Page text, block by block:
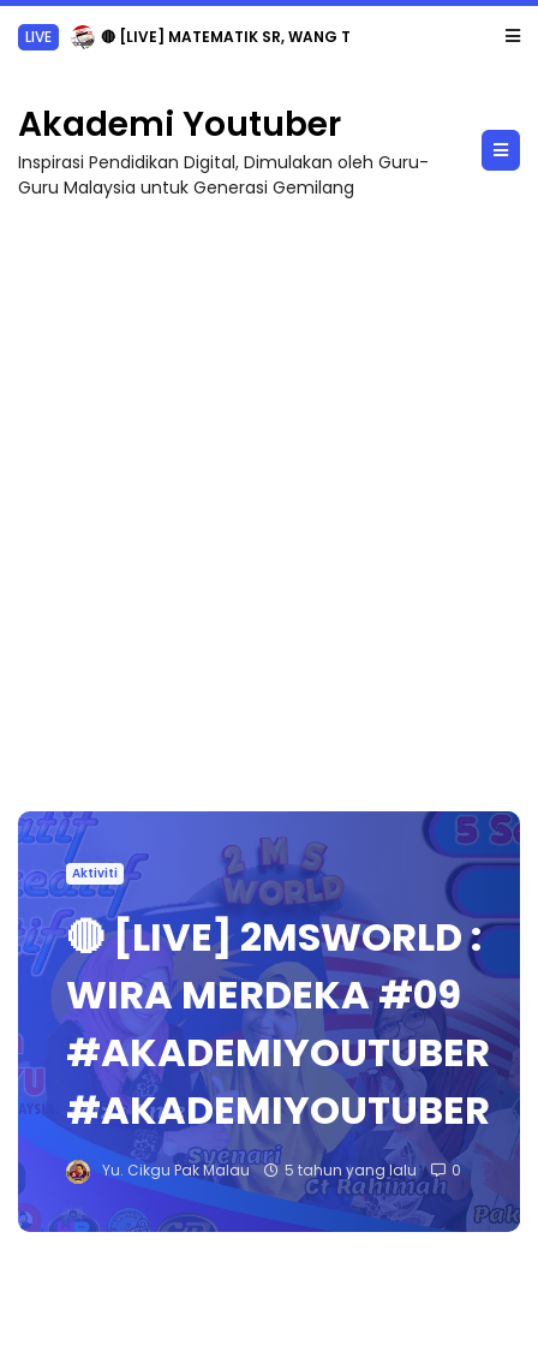
LIVE 🔴 [LIVE] MATEMATIK SR, WANG TAHUN 6 OLEH CIKGU ANITA #ALLINONE #141 #...
Akademi Youtuber
Inspirasi Pendidikan Digital, Dimulakan oleh Guru-
Guru Malaysia untuk Generasi Gemilang
Aktiviti
🔴 [LIVE] 2MSWORLD :
WIRA MERDEKA #09
#AKADEMIYOUTUBER
#AKADEMIYOUTUBER
Yu. Cikgu Pak Malau 5 tahun yang lalu 0